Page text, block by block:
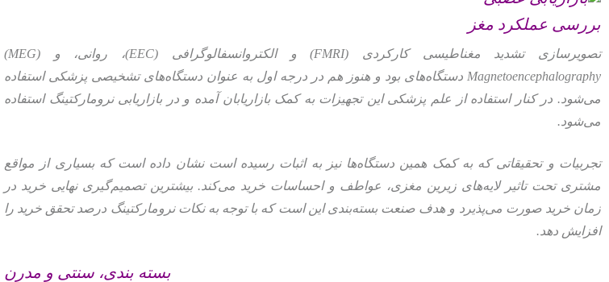
بررسی عملکرد مغز
تصویرسازی تشدید مغناطیسی کارکردی (FMRI) و الکتروانسفالوگرافی (EEC)، روانی، و (MEG)
Magnetoencephalography دستگاه‌های بود و هنوز هم در درجه اول به عنوان دستگاه‌های تشخیصی پزشکی استفاده
می‌شود. در کنار استفاده از علم پزشکی این تجهیزات به کمک بازاریابان آمده و در بازاریابی نرومارکتینگ استفاده
می‌شود.
تجربیات و تحقیقاتی که به کمک همین دستگاه‌ها نیز به اثبات رسیده است نشان داده است که بسیاری از مواقع
مشتری تحت تاثیر لایه‌های زیرین مغزی، عواطف و احساسات خرید می‌کند. بیشترین تصمیم‌گیری نهایی خرید در
زمان خرید صورت می‌پذیرد و هدف صنعت بسته‌بندی این است که با توجه به نکات نرومارکتینگ درصد تحقق خرید را
افزایش دهد.
بسته‌ بندی، سنتی و مدرن